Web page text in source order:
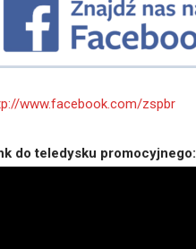
www.facebook.com/zspbr
do teledysku promocyjnego: